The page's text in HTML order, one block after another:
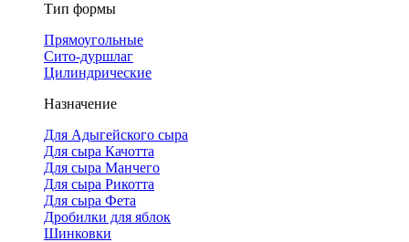
Тип формы
Прямоугольные
Сито-дуршлаг
Цилиндрические
Назначение
Для Адыгейского сыра
Для сыра Качотта
Для сыра Манчего
Для сыра Рикотта
Для сыра Фета
Дробилки для яблок
Шинковки